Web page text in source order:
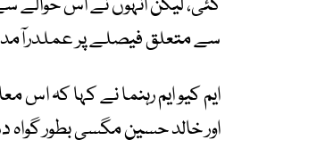
گئی، لیکن انہوں نے اس حوالے
سے متعلق فیصلے پر عملدرآمد
ایم کیو ایم رہنما نے کہا کہ اس
اور خالد حسین مگسی بطور